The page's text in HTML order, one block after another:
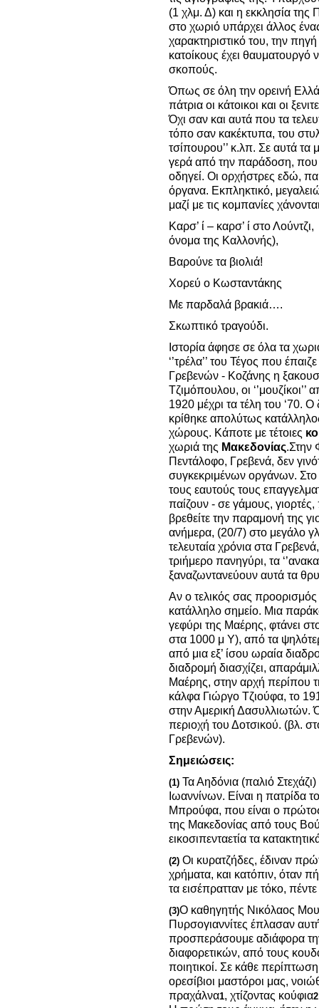
(1 χλμ. Δ) και η εκκλησία της
στο χωριό υπάρχει άλλος
χαρακτηριστικό του, την
κατοίκους έχει θαυματουργό
σκοπούς.
Όπως σε όλη την ορεινή
πάτρια οι κάτοικοι και οι
Όχι σαν και αυτά που τα
τόπο σαν κακέκτυπα, του
τσίπουρου’’ κ.λπ. Σε αυτά τα
γερά από την παράδοση, που
οδηγεί. Οι ορχήστρες εδώ,
όργανα. Εκπληκτικό,
μαζί με τις κομπανίες
Καρσ’ ί – καρσ’ ί στο
όνομα της Καλλονής),
Βαρούνε τα βιολιά!
Χορεύ ο Κωσταντάκης
Με παρδαλά βρακιά….
Σκωπτικό τραγούδι.
Ιστορία άφησε σε όλα τα
‘’τρέλα’’ του Τέγος που
Γρεβενών - Κοζάνης η
Τζιμόπουλου, οι
1920 μέχρι τα τέλη του ‘70.
κρίθηκε απολύτως
χώρους. Κάποτε με τέτοιες
χωριά της Μακεδονίας.Στην
Πεντάλοφο, Γρεβενά, δεν
συγκεκριμένων οργάνων.
τους εαυτούς τους
παίζουν - σε γάμους,
βρεθείτε την παραμονή της
ανήμερα, (20/7) στο μεγάλο
τελευταία χρόνια στα
τριήμερο πανηγύρι, τα
ξαναζωντανεύουν αυτά τα
Αν ο τελικός σας προορισμός
κατάλληλο σημείο. Μια
γεφύρι της Μαέρης, φτάνει
στα 1000 μ Υ), από τα
από μια εξ’ ίσου ωραία
διαδρομή διασχίζει,
Μαέρης, στην αρχή περίπου
κάλφα Γιώργο Τζιούφα, το
στην Αμερική Δασυλλιωτών.
περιοχή του Δοτσικού. (βλ.
Γρεβενών).
Σημειώσεις:
(1) Τα Αηδόνια (παλιό
Ιωαννίνων. Είναι η πατρίδα
Μπρούφα, που είναι ο
της Μακεδονίας από τους
εικοσιπενταετία τα
(2) Οι κυρατζήδες, έδιναν
χρήματα, και κατόπιν, όταν
τα εισέπρατταν με τόκο,
(3)Ο καθηγητής Νικόλαος
Πυρσογιαννίτες έπλασαν
προσπεράσουμε αδιάφορα
διαφορετικών, από τους
ποιητικοί. Σε κάθε
ορεσίβιοι μαστόροι μας,
πραχάλνα1, χτίζοντας κούφια2